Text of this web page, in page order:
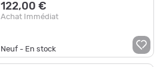
122,00 €
Achat Immédiat
Neuf - En stock